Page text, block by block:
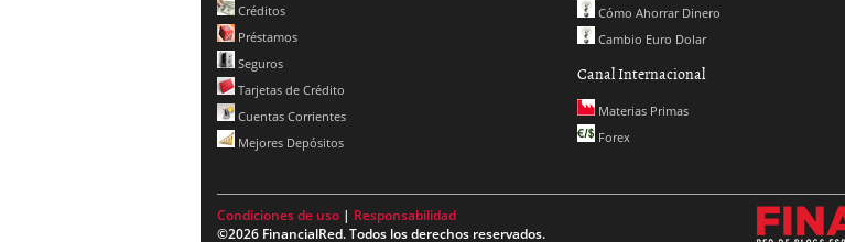
Créditos
Préstamos
Seguros
Tarjetas de Crédito
Cuentas Corrientes
Mejores Depósitos
Cómo Ahorrar Dinero
Cambio Euro Dolar
Canal Internacional
Materias Primas
Forex
Condiciones de uso | Responsabilidad
©2026 FinancialRed. Todos los derechos reservados.